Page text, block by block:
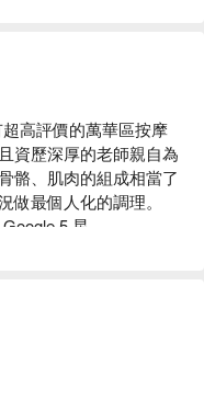
高評價的萬華區按摩
資歷深厚的老師親自為
骼、肌肉的組成相當了
最個人化的調理。
5 星
悠舍